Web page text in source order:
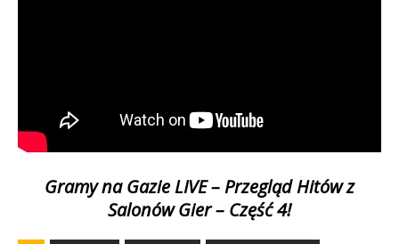
Gramy na Gazie LIVE – Przegląd Hitów z
Salonów Gier – Część 4!